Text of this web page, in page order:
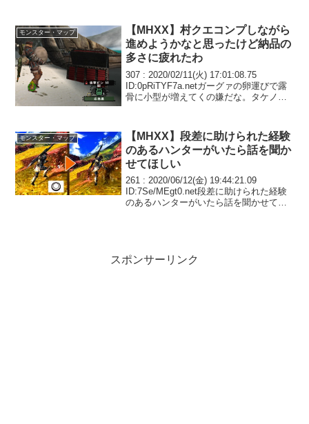
モンスター・マップ
【MHXX】村クエコンプしながら
進めようかなと思ったけど納品の
多さに疲れたわ
307 : 2020/02/11(火) 17:01:08.75
ID:0pRiTYF7a.netガーグァの卵運びで露
骨に小型が増えてくの嫌だな。タケノコ
モンスター・マップ
【MHXX】段差に助けられた経験
のあるハンターがいたら話を聞か
せてほしい
261 : 2020/06/12(金) 19:44:21.09
ID:7Se/MEgt0.net段差に助けられた経験
のあるハンターがいたら話を聞かせてほ
スポンサーリンク